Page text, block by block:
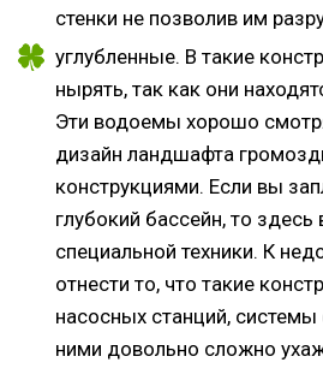
стенки не позволив им
углубленные. В такие
нырять, так как они
Эти водоемы хорошо
дизайн ландшафта
конструкциями. Если вы
глубокий бассейн, то
специальной техники. К
отнести то, что такие
насосных станций, системы
ними довольно сложно